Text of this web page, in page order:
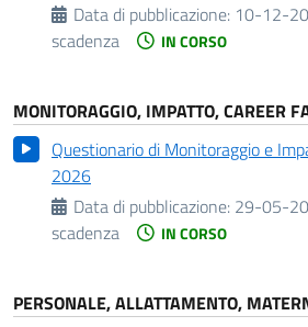
Data di pubblicazione: 10-12-
scadenza
IN CORSO
MONITORAGGIO, IMPATTO, CAREER
Questionario di Monitoraggio e
2026
Data di pubblicazione: 29-05-
scadenza
IN CORSO
PERSONALE, ALLATTAMENTO,